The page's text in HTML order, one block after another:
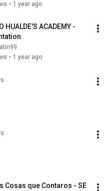
• 1 year ago
HUALDE'S ACADEMY -
• 1 year ago
Cosas que Contaros - SE